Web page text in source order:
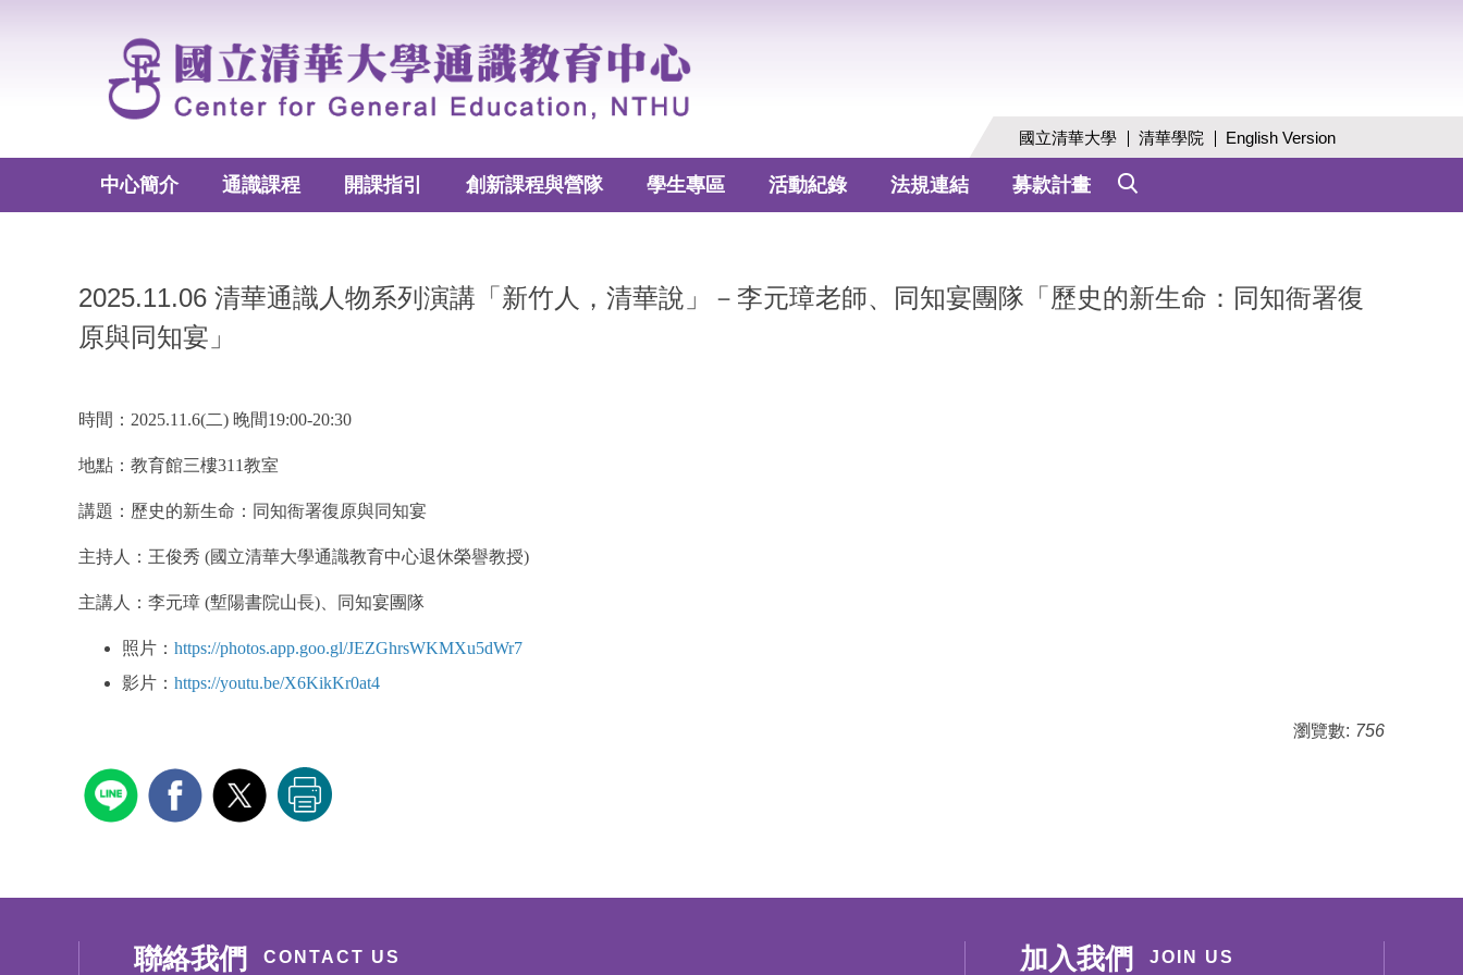
國立清華大學 清華學院 English Version
中心簡介 通識課程 開課指引 創新課程與營隊 學生專區 活動紀錄 法規連結 募款計畫
2025.11.06 清華通識人物系列演講「新竹人，清華說」－李元璋老師、同知宴團隊「歷史的新生命：同知衙署復
原與同知宴」
時間：2025.11.6(二) 晚間19:00-20:30
地點：教育館三樓311教室
講題：歷史的新生命：同知衙署復原與同知宴
主持人：王俊秀 (國立清華大學通識教育中心退休榮譽教授)
主講人：李元璋 (塹陽書院山長)、同知宴團隊
照片： https://photos.app.goo.gl/JEZGhrsWKMXu5dWr7
影片： https://youtu.be/X6KikKr0at4
瀏覽數: 756
聯絡我們 CONTACT US 加入我們 JOIN US